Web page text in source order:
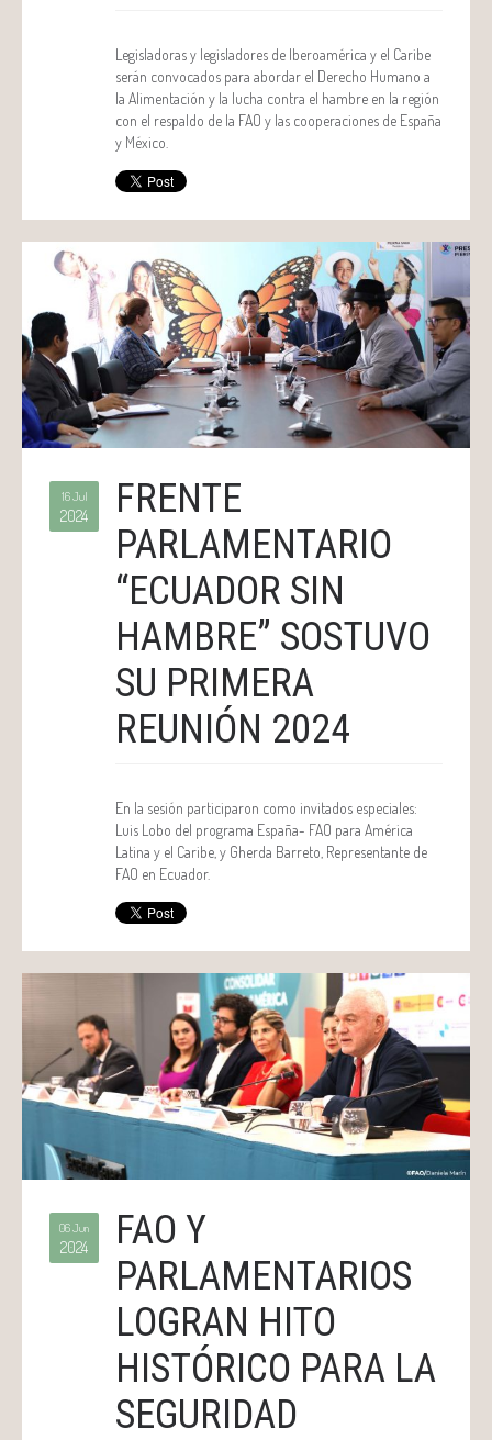
Legisladoras y legisladores de Iberoamérica y el Caribe
serán convocados para abordar el Derecho Humano a
la Alimentación y la lucha contra el hambre en la región
con el respaldo de la FAO y las cooperaciones de España
y México.
16 Jul
2024
FRENTE
PARLAMENTARIO
“ECUADOR SIN
HAMBRE” SOSTUVO
SU PRIMERA
REUNIÓN 2024
En la sesión participaron como invitados especiales:
Luis Lobo del programa España- FAO para América
Latina y el Caribe, y Gherda Barreto, Representante de
FAO en Ecuador.
06 Jun
2024
FAO Y
PARLAMENTARIOS
LOGRAN HITO
HISTÓRICO PARA LA
SEGURIDAD